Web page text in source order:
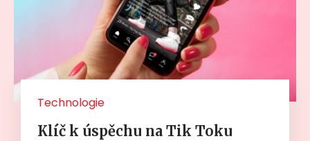
Technologie
Klíč k úspěchu na Tik Toku